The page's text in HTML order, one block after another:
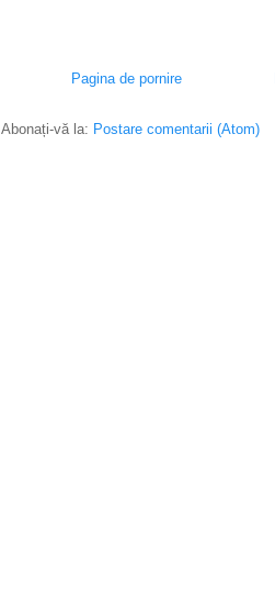
Pagina de pornire
Abonați-vă la: Postare comentarii (Atom)